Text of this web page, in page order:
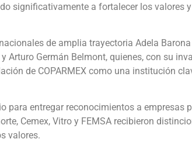
significativamente a fortalecer los valores
de amplia trayectoria Adela
Arturo Germán Belmont, quienes, con su
de COPARMEX como una institución
para entregar reconocimientos a empresas
Cemex, Vitro y FEMSA recibieron
valores.